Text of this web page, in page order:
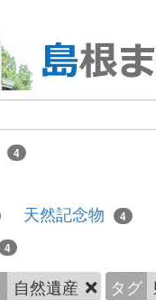
4
天然記念物 4
4
自然遺産 タグ